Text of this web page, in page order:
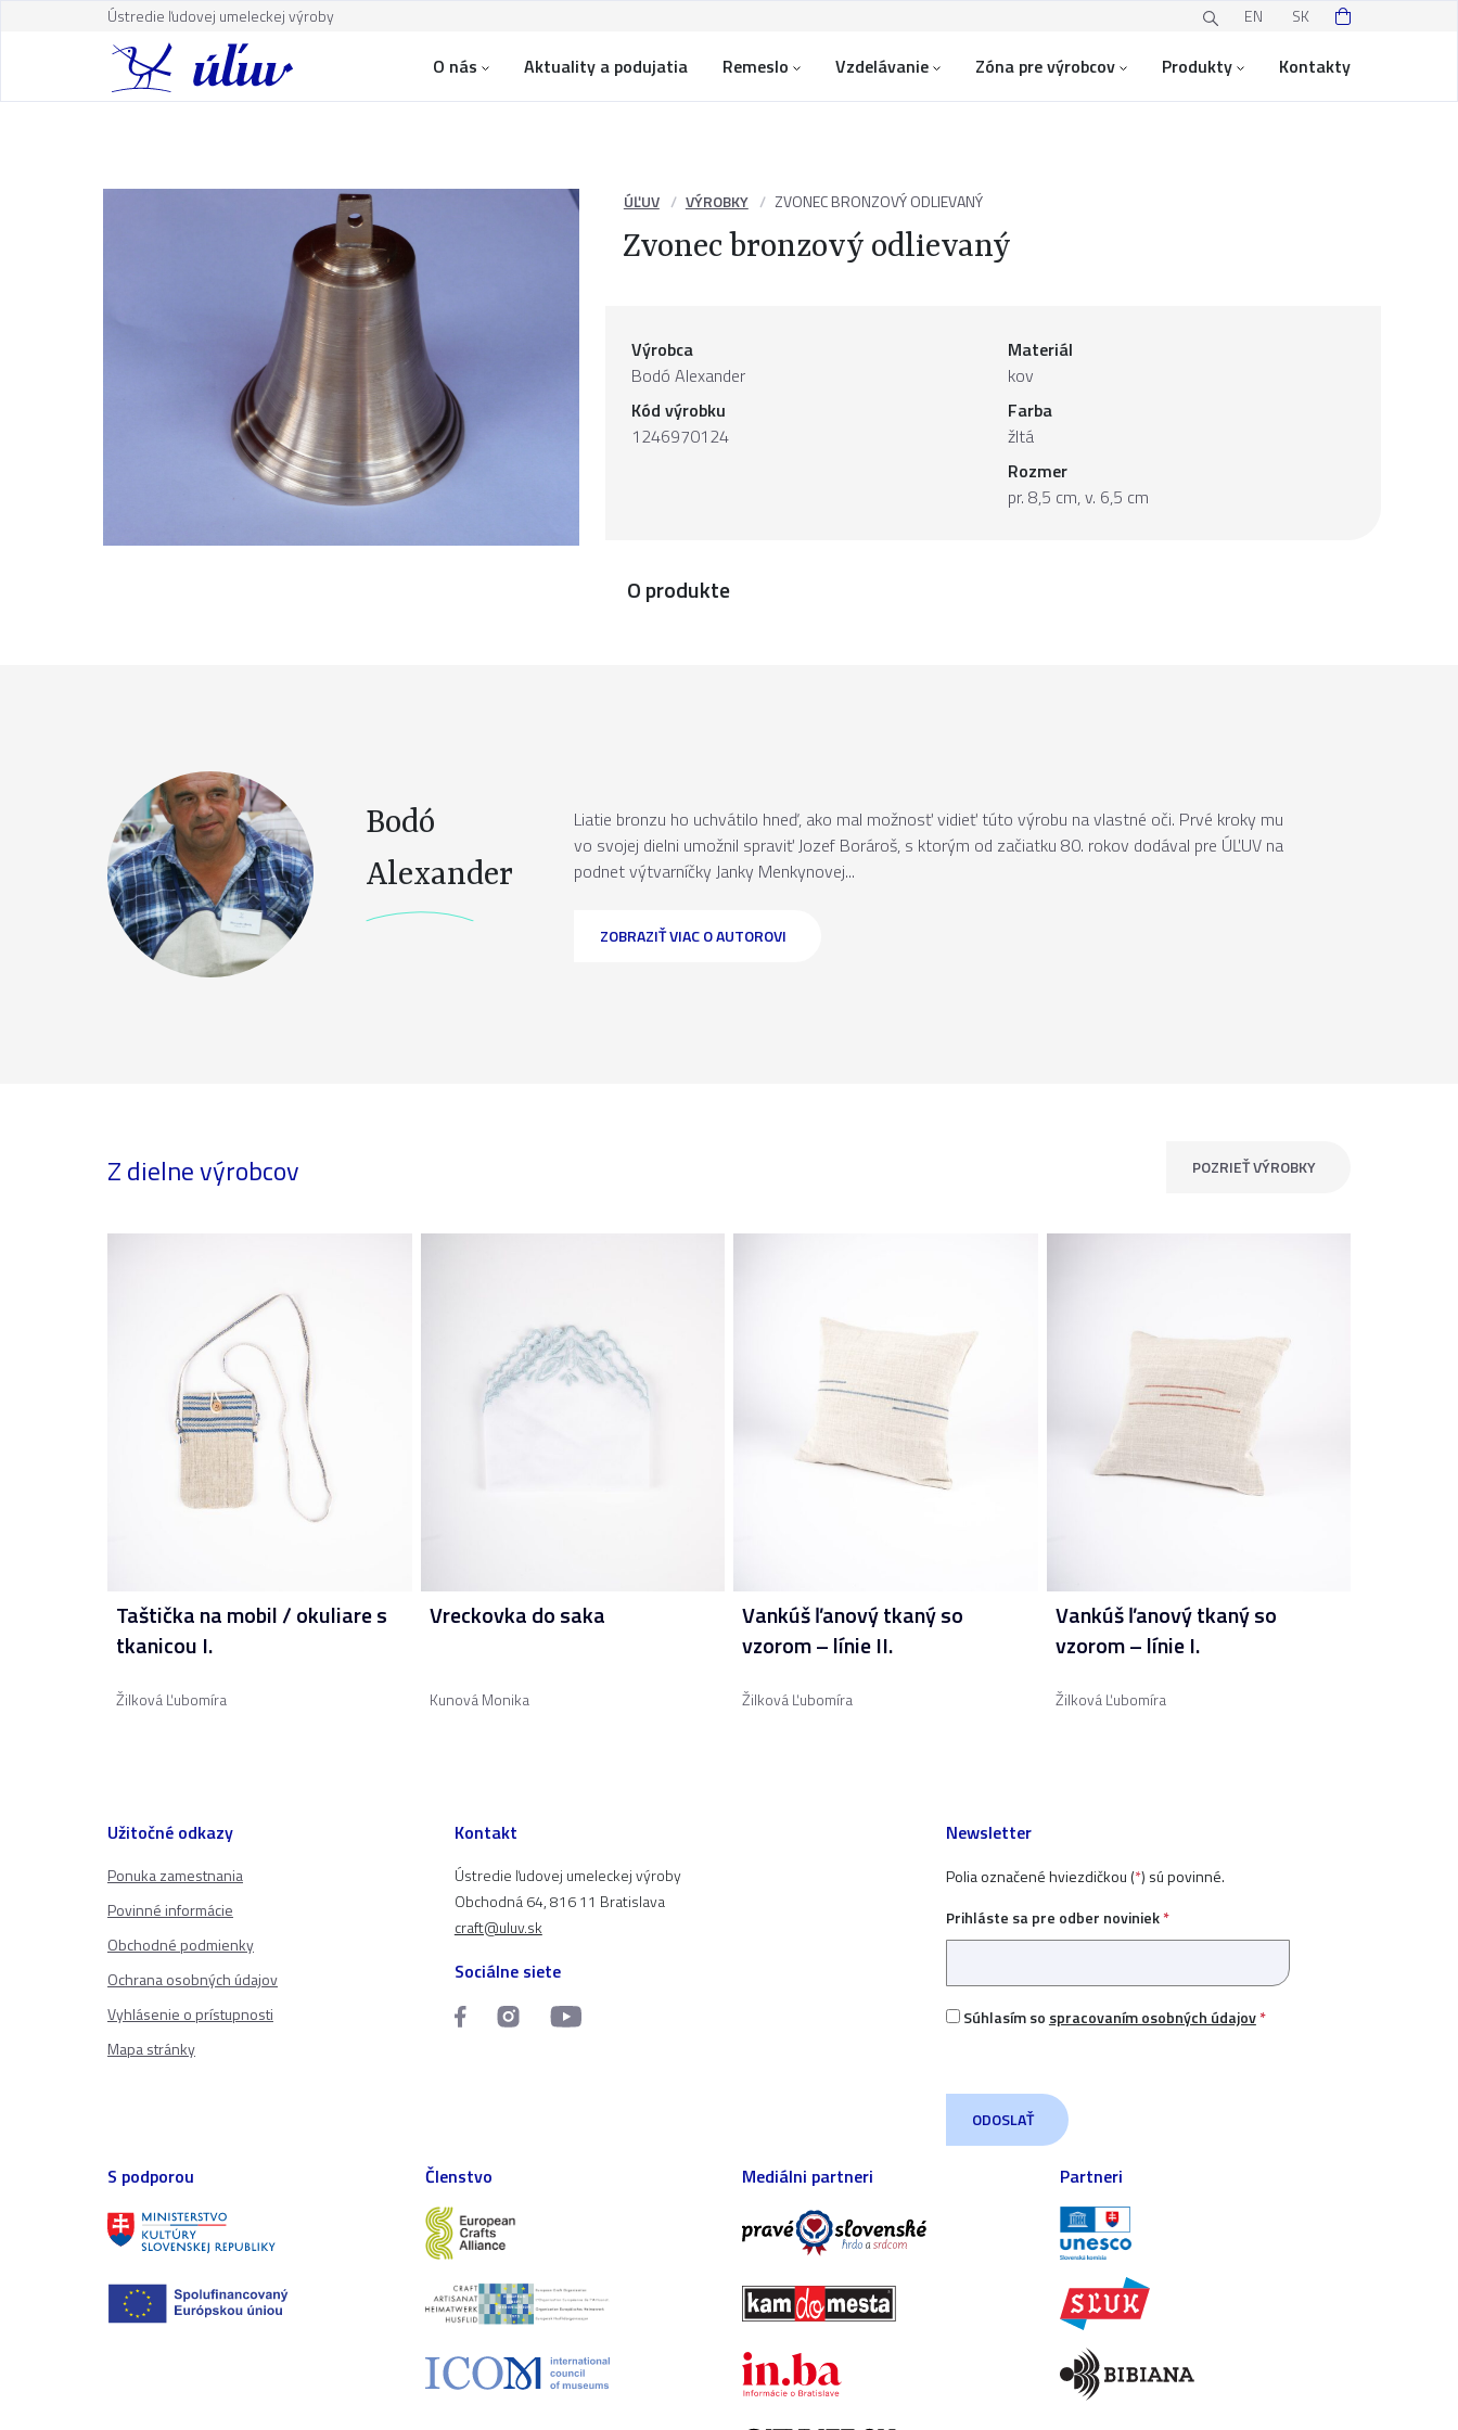
Ústredie ľudovej umeleckej výroby EN SK
O nás Aktuality a podujatia Remeslo Vzdelávanie Zóna pre výrobcov Produkty Kontakty
ÚĽUV VÝROBKY ZVONEC BRONZOVÝ ODLIEVANÝ
Zvonec bronzový odlievaný
Výrobca
Bodó Alexander
Kód výrobku
1246970124
Materiál
kov
Farba
žltá
Rozmer
pr. 8,5 cm, v. 6,5 cm
O produkte
Bodó
Alexander
Liatie bronzu ho uchvátilo hneď, ako mal možnosť vidieť túto výrobu na vlastné oči. Prvé kroky mu
vo svojej dielni umožnil spraviť Jozef Borároš, s ktorým od začiatku 80. rokov dodával pre ÚĽUV na
podnet výtvarníčky Janky Menkynovej...
ZOBRAZIŤ VIAC O AUTOROVI
Z dielne výrobcov POZRIEŤ VÝROBKY
Taštička na mobil / okuliare s
tkanicou I.
Žilková Ľubomíra
Vreckovka do saka
Kunová Monika
Vankúš ľanový tkaný so
vzorom – línie II.
Žilková Ľubomíra
Vankúš ľanový tkaný so
vzorom – línie I.
Žilková Ľubomíra
Užitočné odkazy
Ponuka zamestnania
Povinné informácie
Obchodné podmienky
Ochrana osobných údajov
Vyhlásenie o prístupnosti
Mapa stránky
Kontakt
Ústredie ľudovej umeleckej výroby
Obchodná 64, 816 11 Bratislava
craft@uluv.sk
Sociálne siete
Newsletter
Polia označené hviezdičkou (*) sú povinné.
Prihláste sa pre odber noviniek*
Súhlasím so spracovaním osobných údajov*
S podporou Členstvo Mediálni partneri Partneri